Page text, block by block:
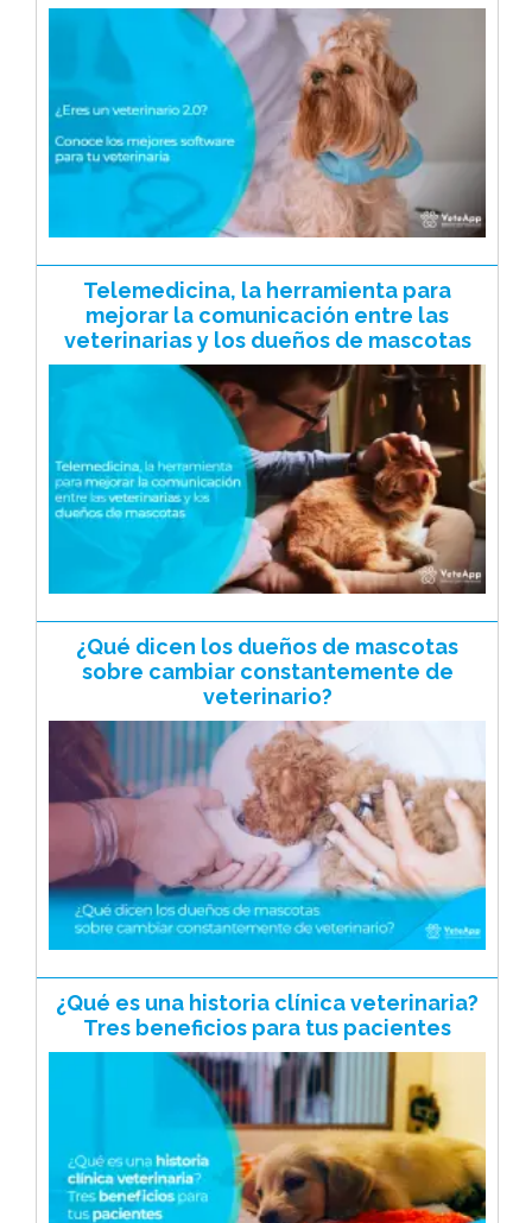
Telemedicina, la herramienta para
mejorar la comunicación entre las
veterinarias y los dueños de mascotas
¿Qué dicen los dueños de mascotas
sobre cambiar constantemente de
veterinario?
¿Qué es una historia clínica veterinaria?
Tres beneficios para tus pacientes